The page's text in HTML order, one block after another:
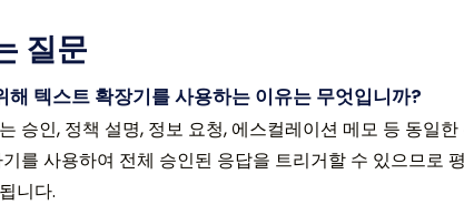
질문
해 텍스트 확장기를 사용하는 이유는 무엇입니까?
승인, 정책 설명, 정보 요청, 에스컬레이션 메모 등 동일
를 사용하여 전체 승인된 응답을 트리거할 수 있으므로
니다.